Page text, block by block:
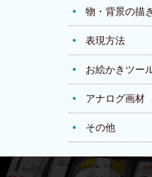
物・背景の描
表現方法
お絵かきツー
アナログ画材
その他